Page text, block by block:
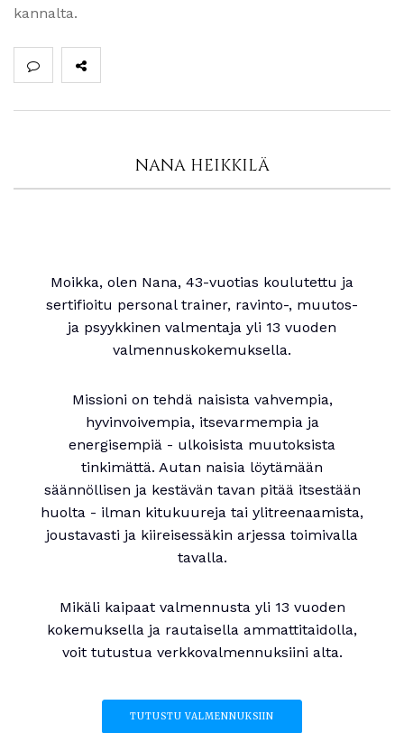
kannalta.
NANA HEIKKILÄ
Moikka, olen Nana, 43-vuotias koulutettu ja
sertifioitu personal trainer, ravinto-, muutos-
ja psyykkinen valmentaja yli 13 vuoden
valmennuskokemuksella.
Missioni on tehdä naisista vahvempia,
hyvinvoivempia, itsevarmempia ja
energisempiä - ulkoisista muutoksista
tinkimättä. Autan naisia löytämään
säännöllisen ja kestävän tavan pitää itsestään
huolta - ilman kitukuureja tai ylitreenaamista,
joustavasti ja kiireisessäkin arjessa toimivalla
tavalla.
Mikäli kaipaat valmennusta yli 13 vuoden
kokemuksella ja rautaisella ammattitaidolla,
voit tutustua verkkovalmennuksiini alta.
TUTUSTU VALMENNUKSIIN